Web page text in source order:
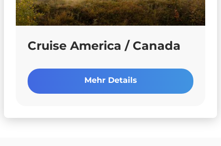
Cruise America / Canada
Mehr Details